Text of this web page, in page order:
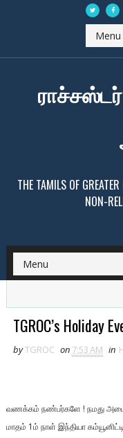
THE TAMILS OF
NON-
TGROC’s Holiday
byTGROC on 7:53 AM in
வணக்கம் நண்பர்களே ! நமது
மாதம் 1ம் நாள் இந்தியா